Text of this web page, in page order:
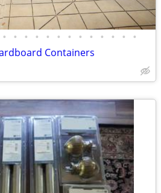
• • • • • • • • • • • • •
Containers